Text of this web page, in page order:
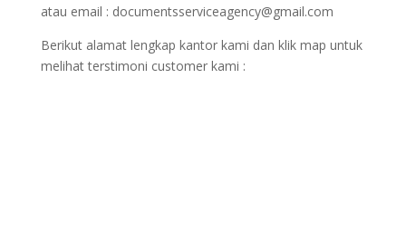
atau email : documentsserviceagency@gmail.com
Berikut alamat lengkap kantor kami dan klik map untuk
melihat terstimoni customer kami :